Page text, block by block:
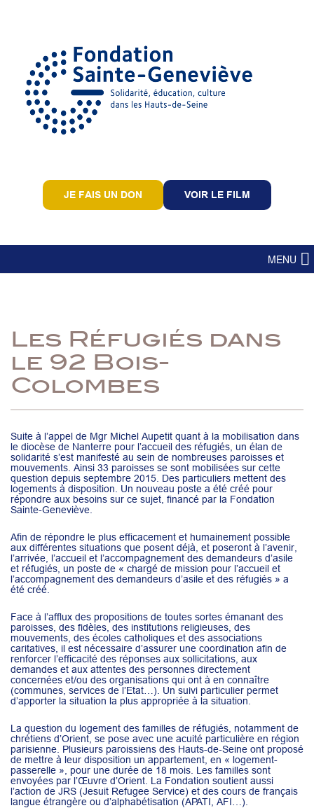
JE FAIS UN DON VOIR LE FILM
MENU
Les Réfugiés dans
le 92 Bois-
Colombes
Suite à l’appel de Mgr Michel Aupetit quant à la mobilisation dans
le diocèse de Nanterre pour l’accueil des réfugiés, un élan de
solidarité s’est manifesté au sein de nombreuses paroisses et
mouvements. Ainsi 33 paroisses se sont mobilisées sur cette
question depuis septembre 2015. Des particuliers mettent des
logements à disposition. Un nouveau poste a été créé pour
répondre aux besoins sur ce sujet, financé par la Fondation
Sainte-Geneviève.
Afin de répondre le plus efficacement et humainement possible
aux différentes situations que posent déjà, et poseront à l’avenir,
l’arrivée, l’accueil et l’accompagnement des demandeurs d’asile
et réfugiés, un poste de « chargé de mission pour l’accueil et
l’accompagnement des demandeurs d’asile et des réfugiés » a
été créé.
Face à l’afflux des propositions de toutes sortes émanant des
paroisses, des fidèles, des institutions religieuses, des
mouvements, des écoles catholiques et des associations
caritatives, il est nécessaire d’assurer une coordination afin de
renforcer l’efficacité des réponses aux sollicitations, aux
demandes et aux attentes des personnes directement
concernées et/ou des organisations qui ont à en connaître
(communes, services de l’Etat…). Un suivi particulier permet
d’apporter la situation la plus appropriée à la situation.
La question du logement des familles de réfugiés, notamment de
chrétiens d’Orient, se pose avec une acuité particulière en région
parisienne. Plusieurs paroissiens des Hauts-de-Seine ont proposé
de mettre à leur disposition un appartement, en « logement-
passerelle », pour une durée de 18 mois. Les familles sont
envoyées par l’Œuvre d’Orient. La Fondation soutient aussi
l’action de JRS (Jesuit Refugee Service) et des cours de français
langue étrangère ou d’alphabétisation (APATI, AFI…).